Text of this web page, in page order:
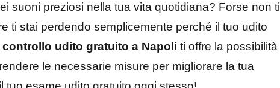
suoni preziosi nella tua vita quotidiana? Forse non ti
ti stai perdendo semplicemente perché il tuo udito
controllo udito gratuito a Napoli ti offre la possibilità
le necessarie misure per migliorare la tua